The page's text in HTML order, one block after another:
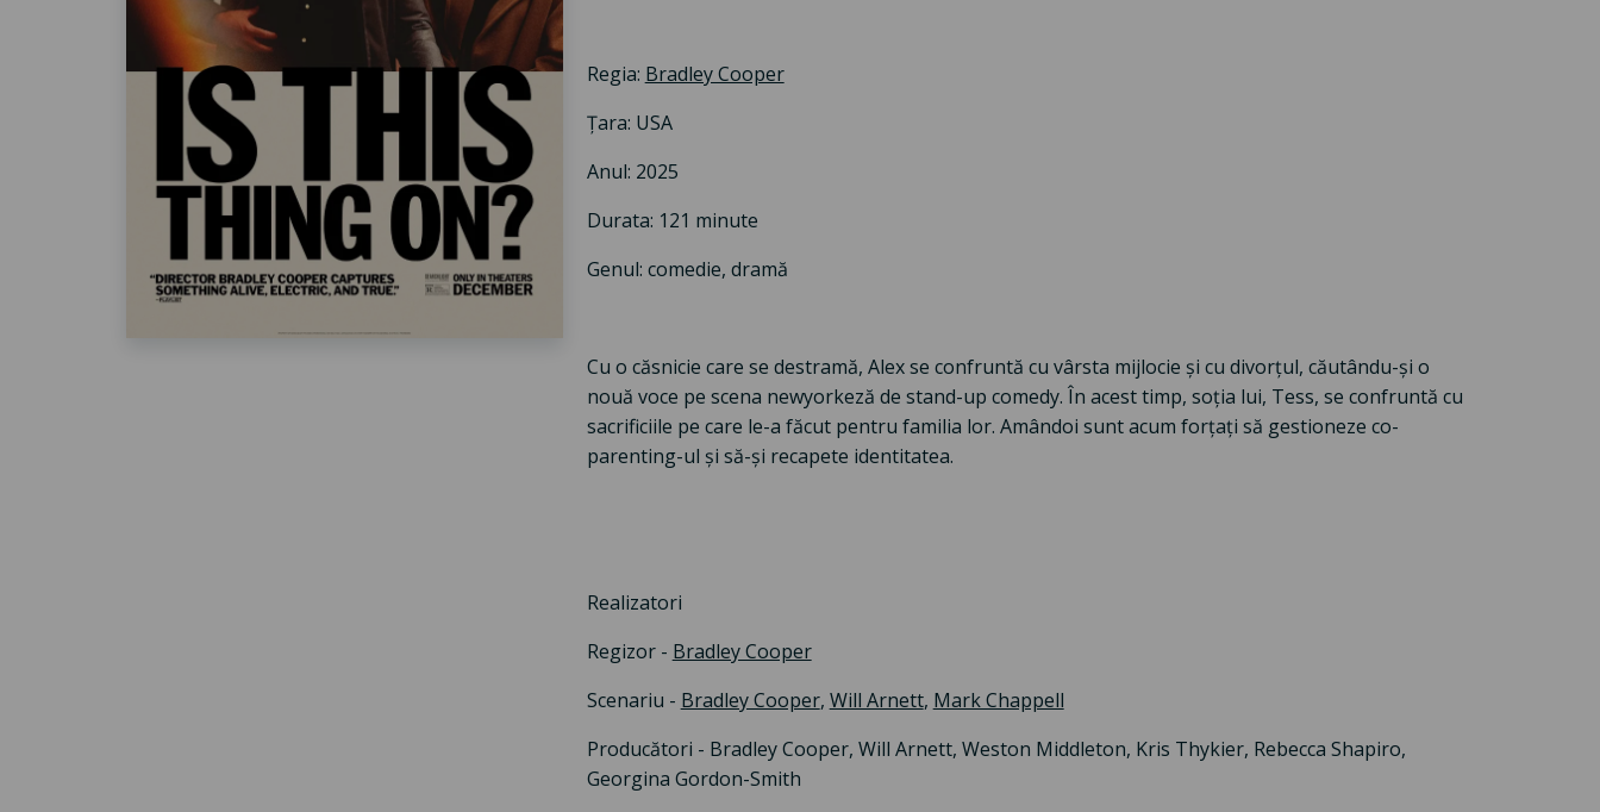
Regia: Bradley Cooper
Țara: USA
Anul: 2025
Durata: 121 minute
Genul: comedie, dramă
Cu o căsnicie care se destramă, Alex se confruntă cu vârsta mijlocie și cu divorțul, căutându-și o
nouă voce pe scena newyorkeză de stand-up comedy. În acest timp, soția lui, Tess, se confruntă cu
sacrificiile pe care le-a făcut pentru familia lor. Amândoi sunt acum forțați să gestioneze co-
parenting-ul și să-și recapete identitatea.
Realizatori
Regizor - Bradley Cooper
Scenariu - Bradley Cooper, Will Arnett, Mark Chappell
Producători - Bradley Cooper, Will Arnett, Weston Middleton, Kris Thykier, Rebecca Shapiro,
Georgina Gordon-Smith